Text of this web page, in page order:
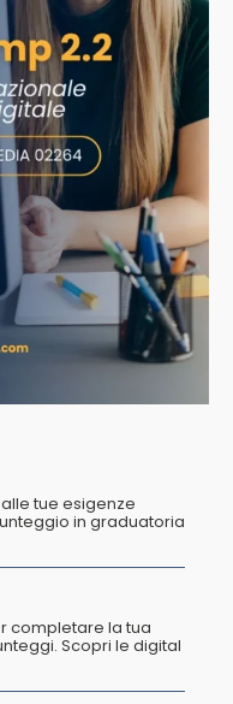
tue esigenze
in graduatoria
completare la tua
Scopri le digital